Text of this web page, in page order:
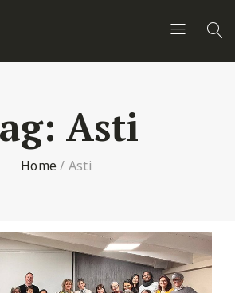
Asti
Home/ Asti